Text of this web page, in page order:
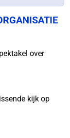
over
kijk op